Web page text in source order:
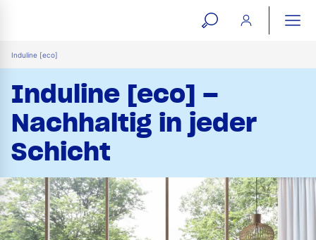
open
Induline [eco]
Induline [eco] –
Nachhaltig in jeder
Schicht